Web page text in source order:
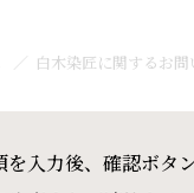
白木染匠に関するお問
入力後、確認ボタ